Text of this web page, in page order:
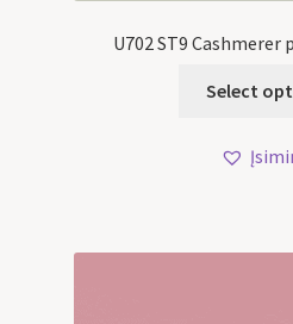
U702 ST9 Cashmerer
Select